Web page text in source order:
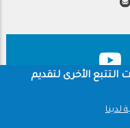
الأخرى لتقديم